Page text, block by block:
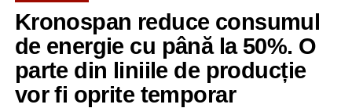
Kronospan reduce consumul
de energie cu până la 50%. O
parte din liniile de producție
vor fi oprite temporar